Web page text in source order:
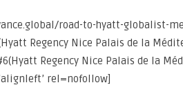
road-to-hyatt-globalist-
Regency Nice Palais de la
Regency Nice Palais de la
rel=nofollow]